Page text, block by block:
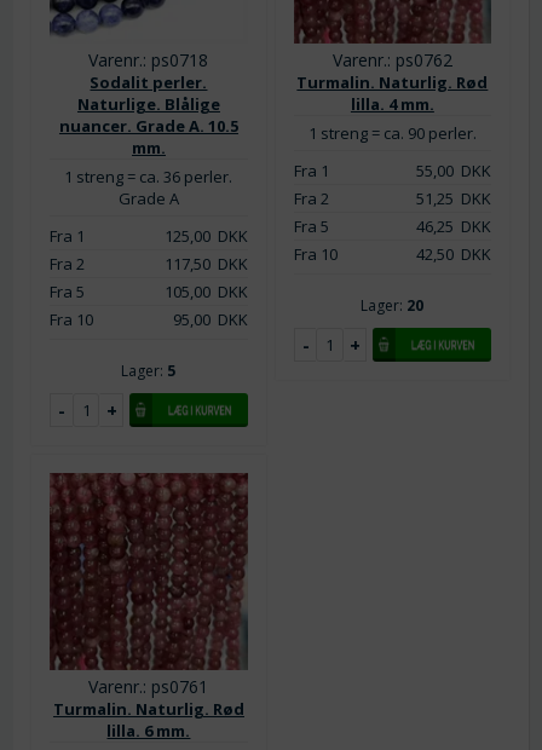
Varenr.: ps0718
Sodalit perler.
Naturlige. Blålige
nuancer. Grade A. 10.5
mm.
1 streng = ca. 36 perler.
Grade A
Fra 1
125,00DKK
Fra 2
117,50DKK
Fra 5
105,00DKK
Fra 10
95,00DKK
Lager: 5
Varenr.: ps0762
Turmalin. Naturlig. Rød
lilla. 4 mm.
1 streng = ca. 90 perler.
Fra 1
55,00 DKK
Fra 2
51,25 DKK
Fra 5
46,25 DKK
Fra 10
42,50 DKK
Lager: 20
Varenr.: ps0761
Turmalin. Naturlig. Rød
lilla. 6 mm.